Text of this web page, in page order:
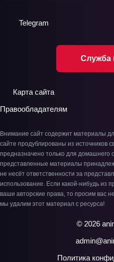
Служба
Telegram
Карта сайта
Правообладателям
Внимание сайт содержит материалы
сайте продублированы из источников
предназначено только для домашнего
представленные материалы
не несёт ответственности за
использование. Если какой-нибудь из
ваши авторские права, то просим вас
мы удалим этот материал с ресурса!
© 2026
Политика